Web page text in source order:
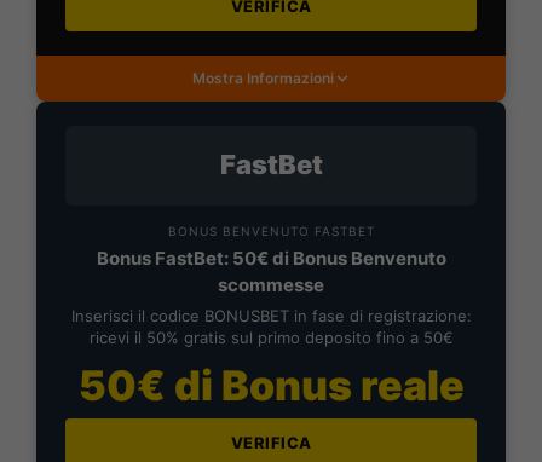
VERIFICA
Mostra Informazioni
FastBet
BONUS BENVENUTO FASTBET
Bonus FastBet: 50€ di Bonus Benvenuto
scommesse
Inserisci il codice BONUSBET in fase di registrazione:
ricevi il 50% gratis sul primo deposito fino a 50€
50€ di Bonus reale
VERIFICA